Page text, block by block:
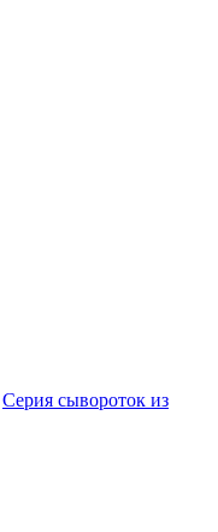
Серия сывороток из